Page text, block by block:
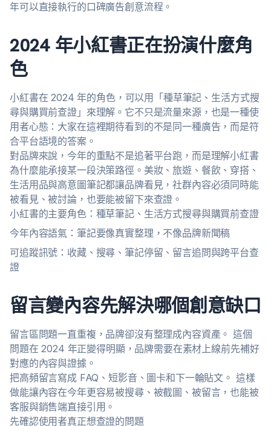
年可以直接執行的口碑廣告創意流程。
2024 年小紅書正在扮演什麼角
色
小紅書在 2024 年的角色，可以用「種草筆記、生活方式搜
尋與購買前查證」來理解。它不只是流量來源，也是一種使
用者心態：大家在這裡期待看到的不是同一種廣告，而是符
合平台語境的答案。
對品牌來說，今年的重點不是追著平台跑，而是理解小紅書
為什麼能承接某一段決策路徑。美妝、旅遊、餐飲、穿搭、
生活用品與高意圖筆記都讓品牌看見，社群內容必須同時能
被看見、被討論，也要能被留下來查證。
小紅書的主要角色：種草筆記、生活方式搜尋與購買前查證
今年內容語氣：筆記要像真實整理，不像品牌新聞稿
可追蹤訊號：收藏、搜尋、筆記停留、留言追問與跨平台查
證
留言變內容先解決哪個創意缺口
留言區問題一直重複，品牌卻沒有整理成內容資產。 這個
問題在 2024 年正變得明顯，品牌需要在素材上線前先補好
對應的內容與證據。
把高頻留言寫成 FAQ、短影音、圖卡和下一輪貼文。 這樣
做能讓內容在今年更容易被搜尋、被截圖、被留言，也能被
客服與銷售端直接引用。
先確認使用者真正想查證的問題